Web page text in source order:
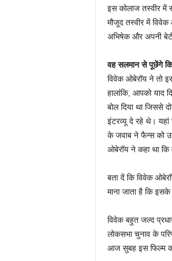
इस कोलाज तस्वीर में
मौजूद तस्वीर में विवेक
अभिषेक और अपनी
वह सलमान से पूछेंगे
विवेक ओबेरॉय ने तो
हालांकि, आपको याद
बोल दिया था जिससे
इंटरव्यू दे रहे थे।
के जवाब ने फैन्स को
ओबेरॉय ने कहा था
बता दें कि विवेक
माना जाता है कि
विवेक बहुत जल्द
लोकसभा चुनाव के
आज सुबह इस फिल्म